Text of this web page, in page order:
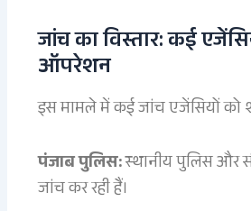
जांच का विस्तार: कई
ऑपरेशन
इस मामले में कई जांच एजेंसियों को
पंजाब पुलिस:स्थानीय पुलिस और
जांच कर रही हैं।